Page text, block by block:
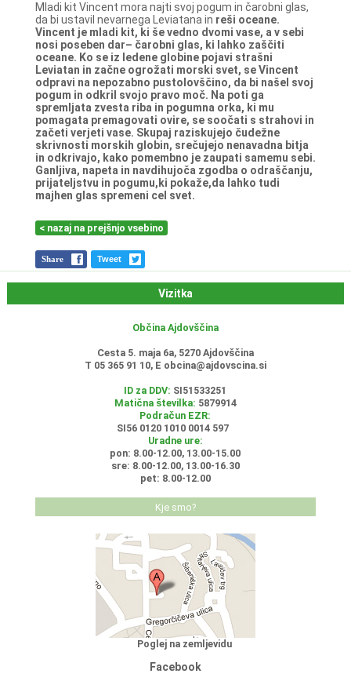
Mladi kit Vincent mora najti svoj pogum in čarobni glas,
da bi ustavil nevarnega Leviatana in reši oceane.
Vincent je mladi kit, ki še vedno dvomi vase, a v sebi
nosi poseben dar– čarobni glas, ki lahko zaščiti
oceane. Ko se iz ledene globine pojavi strašni
Leviatan in začne ogrožati morski svet, se Vincent
odpravi na nepozabno pustolovščino, da bi našel svoj
pogum in odkril svojo pravo moč. Na poti ga
spremljata zvesta riba in pogumna orka, ki mu
pomagatapremagovati ovire, se soočati s strahovi in
začeti verjeti vase. Skupaj raziskujejo čudežne
skrivnosti morskih globin, srečujejo nenavadna bitja
in odkrivajo, kako pomembno jezaupati samemu sebi.
Ganljiva, napeta in navdihujoča zgodba o odraščanju,
prijateljstvu in pogumu,ki pokaže,da lahko tudi
majhen glas spremeni cel svet.
< nazaj na prejšnjo vsebino
Share Tweet
Vizitka
Občina Ajdovščina
Cesta 5. maja 6a, 5270 Ajdovščina
T 05 365 91 10, E obcina@ajdovscina.si
ID za DDV: SI51533251
Matična številka: 5879914
Podračun EZR:
SI56 0120 1010 0014 597
Uradne ure:
pon: 8.00-12.00, 13.00-15.00
sre: 8.00-12.00, 13.00-16.30
pet: 8.00-12.00
Kje smo?
Poglej na zemljevidu
Facebook